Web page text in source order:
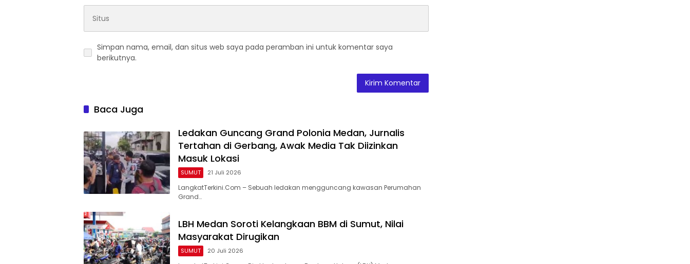
Simpan nama, email, dan situs web saya pada peramban ini untuk komentar saya
berikutnya.
Baca Juga
Ledakan Guncang Grand Polonia Medan, Jurnalis
Tertahan di Gerbang, Awak Media Tak Diizinkan
Masuk Lokasi
SUMUT 21 Juli 2026
LangkatTerkini.Com – Sebuah ledakan mengguncang kawasan Perumahan
Grand…
LBH Medan Soroti Kelangkaan BBM di Sumut, Nilai
Masyarakat Dirugikan
SUMUT 20 Juli 2026